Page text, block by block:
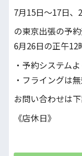
7月15日〜17日、
の東京出張の予
6月26日の正午
・予約システム
・フライングは
お問い合わせは
《店休日》